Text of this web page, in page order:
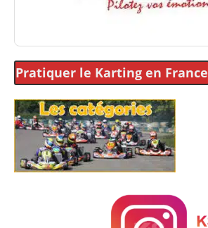
Pratiquer le Karting en France